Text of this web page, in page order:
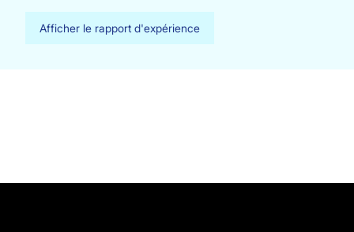
Afficher le rapport d'expérience